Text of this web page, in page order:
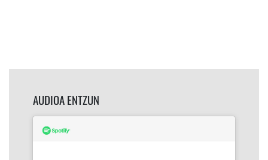
AUDIOA ENTZUN